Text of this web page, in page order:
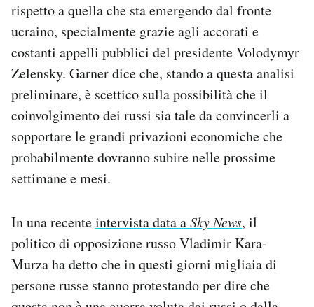
rispetto a quella che sta emergendo dal fronte
ucraino, specialmente grazie agli accorati e
costanti appelli pubblici del presidente Volodymyr
Zelensky. Garner dice che, stando a questa analisi
preliminare, è scettico sulla possibilità che il
coinvolgimento dei russi sia tale da convincerli a
sopportare le grandi privazioni economiche che
probabilmente dovranno subire nelle prossime
settimane e mesi.
In una recenteintervista data aSky News, il
politico di opposizione russo Vladimir Kara-
Murza ha detto che in questi giorni migliaia di
persone russe stanno protestando per dire che